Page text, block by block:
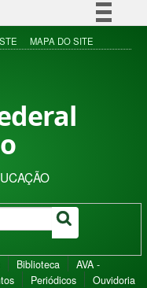
Simplifique!
Acesso à informação
MAPA DO SITE
Biblioteca
AVA -
Periódicos Ouvidoria